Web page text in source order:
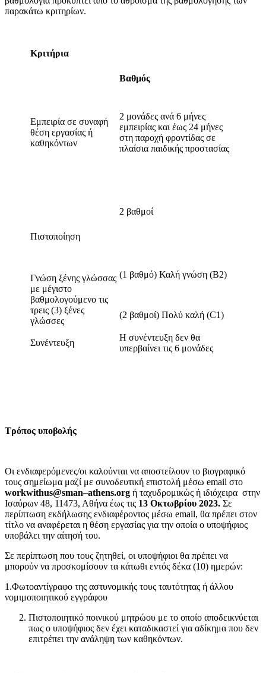
παρακάτω κριτηρίων.
Κριτήρια
Βαθμός
Εμπειρία σε συναφή
θέση εργασίας ή
καθηκόντων
2 μονάδες ανά 6 μήνες
εμπειρίας και έως 24 μήνες
στη παροχή φροντίδας σε
πλαίσια παιδικής προστασίας
Πιστοποίηση
2 βαθμοί
Γνώση ξένης γλώσσας
με μέγιστο
βαθμολογούμενο τις
τρεις (3) ξένες
γλώσσες
(1 βαθμό) Καλή γνώση (Β2)
(2 βαθμοί) Πολύ καλή (C1)
Συνέντευξη
Η συνέντευξη δεν θα
υπερβαίνει τις 6 μονάδες
Τρόπος υποβολής
Οι ενδιαφερόμενες/οι καλούνται να αποστείλουν το βιογραφικό
τους σημείωμα μαζί με συνοδευτική επιστολή μέσω email στο
workwithus@sman–athens.org ή ταχυδρομικώς ή ιδιόχειρα στην
Ισαύρων 48, 11473, Αθήνα έως τις 13 Οκτωβρίου 2023. Σε
περίπτωση εκδήλωσης ενδιαφέροντος μέσω email, θα πρέπει στον
τίτλο να αναφέρεται η θέση εργασίας για την οποία ο υποψήφιος
υποβάλει την αίτησή του.
Σε περίπτωση που τους ζητηθεί, οι υποψήφιοι θα πρέπει να
μπορούν να προσκομίσουν τα κάτωθι εντός δέκα (10) ημερών:
1.Φωτοαντίγραφο της αστυνομικής τους ταυτότητας ή άλλου
νομιμοποιητικού εγγράφου
Πιστοποιητικό ποινικού μητρώου με το οποίο αποδεικνύεται
πως ο υποψήφιος δεν έχει καταδικαστεί για αδίκημα που δεν
επιτρέπει την ανάληψη των καθηκόντων.